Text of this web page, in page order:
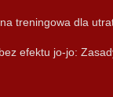
treningowa dla
efektu jo-jo: